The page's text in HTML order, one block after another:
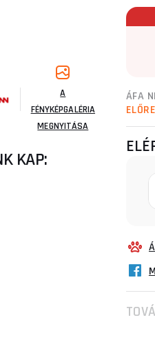
A
FÉNYKÉPGALÉRIA
MEGNYITÁSA
KAP:
ÁFA